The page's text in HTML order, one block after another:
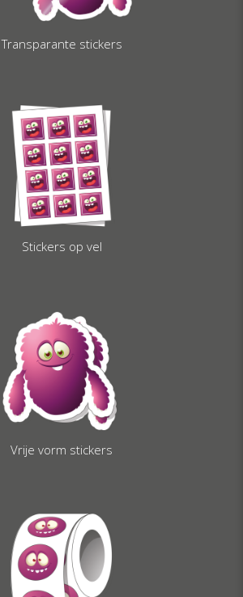
Transparante stickers
Stickers op vel
Vrije vorm stickers